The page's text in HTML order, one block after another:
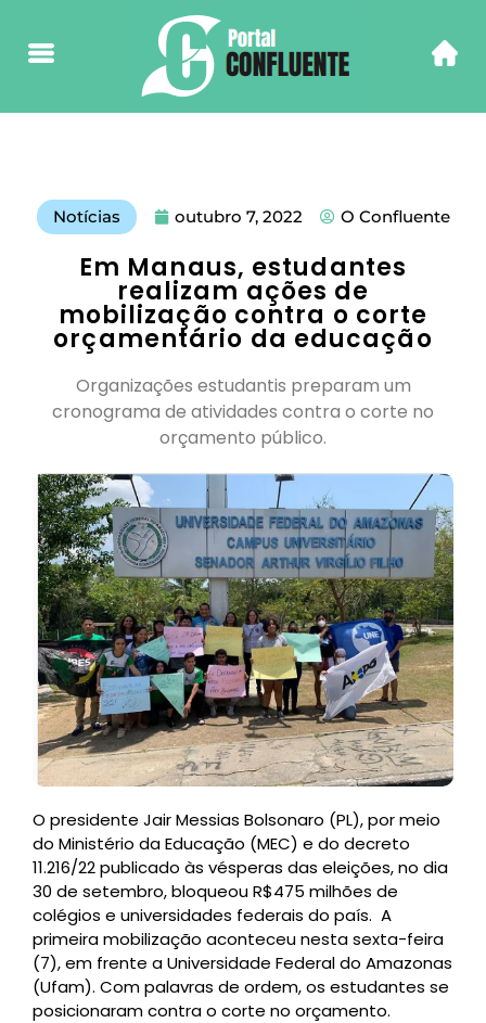
Notícias outubro 7, 2022 O Confluente
Em Manaus, estudantes
realizam ações de
mobilização contra o corte
orçamentário da educação
Organizações estudantis preparam um
cronograma de atividades contra o corte no
orçamento público.
O presidente Jair Messias Bolsonaro (PL), por meio
do Ministério da Educação (MEC) e do decreto
11.216/22 publicado às vésperas das eleições, no dia
30 de setembro, bloqueou R$475 milhões de
colégios e universidades federais do país. A
primeira mobilização aconteceu nesta sexta-feira
(7), em frente a Universidade Federal do Amazonas
(Ufam). Com palavras de ordem, os estudantes se
posicionaram contra o corte no orçamento.